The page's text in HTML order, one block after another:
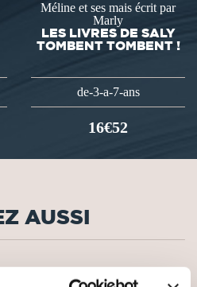
Méline et ses mais écrit par
Marly
LES LIVRES DE SALY
TOMBENT TOMBENT !
de-3-a-7-ans
16€52
AUSSI